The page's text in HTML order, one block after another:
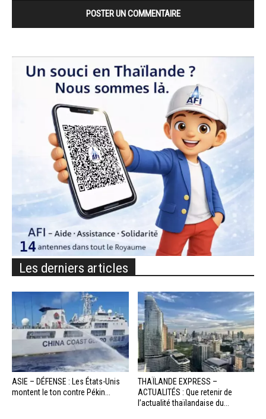
Les derniers articles
ASIE – DÉFENSE : Les États-Unis
montent le ton contre Pékin...
THAÏLANDE EXPRESS –
ACTUALITÉS : Que retenir de
l’actualité thaïlandaise du...